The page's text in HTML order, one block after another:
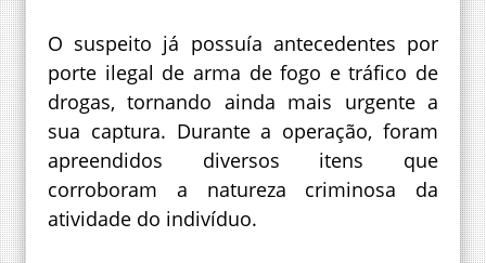
O suspeito já possuía antecedentes por
porte ilegal de arma de fogo e tráfico de
drogas, tornando ainda mais urgente a
sua captura. Durante a operação, foram
apreendidos diversos itens que
corroboram a natureza criminosa da
atividade do indivíduo.